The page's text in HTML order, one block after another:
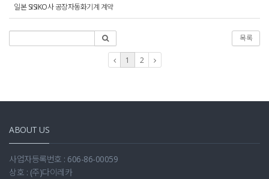
일본 SISIKO사 공장자동화기계 계약
목록
1 2
ABOUT US
사업자등록번호 : 606-86-00059
상호 : (주)다이레카